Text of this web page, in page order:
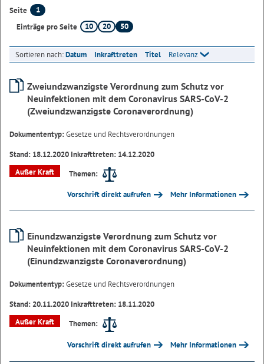
Seite
1
Einträge pro Seite
10 20 50
Sortieren nach:Datum Inkrafttreten Titel Relevanz
Zweiundzwanzigste Verordnung zum Schutz vor
Neuinfektionen mit dem Coronavirus SARS-CoV-2
(Zweiundzwanzigste Coronaverordnung)
Dokumententyp:Gesetze und Rechtsverordnungen
Stand: 18.12.2020 Inkrafttreten: 14.12.2020
Außer Kraft
Themen:
Vorschrift direkt aufrufen Mehr Informationen
Einundzwanzigste Verordnung zum Schutz vor
Neuinfektionen mit dem Coronavirus SARS-CoV-2
(Einundzwanzigste Coronaverordnung)
Dokumententyp:Gesetze und Rechtsverordnungen
Stand: 20.11.2020 Inkrafttreten: 18.11.2020
Außer Kraft
Themen:
Vorschrift direkt aufrufen Mehr Informationen